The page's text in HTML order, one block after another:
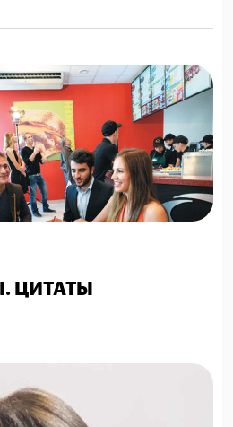
ЦИТАТЫ